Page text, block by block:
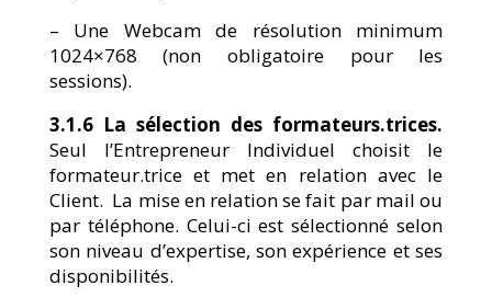
– Une Webcam de résolution minimum
1024×768 (non obligatoire pour les
sessions).
3.1.6 La sélection des formateurs.trices.
Seul l’Entrepreneur Individuel choisit le
formateur.trice et met en relation avec le
Client. La mise en relation se fait par mail ou
par téléphone. Celui-ci est sélectionné selon
son niveau d’expertise, son expérience et ses
disponibilités.